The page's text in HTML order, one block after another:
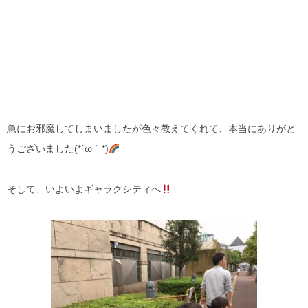
急にお邪魔してしまいましたが色々教えてくれて、本当にありがと
うございました(*´ω｀*)
そして、いよいよギャラクシティへ